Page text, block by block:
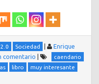
Sociedad |
Enrique
comentario |
caendario
libro
muy interesante